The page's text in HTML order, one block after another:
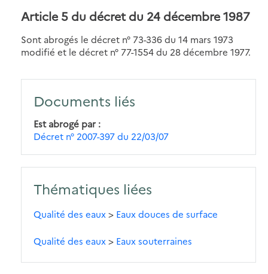
Article 5 du décret du 24 décembre 1987
Sont abrogés le décret n° 73-336 du 14 mars 1973
modifié et le décret n° 77-1554 du 28 décembre 1977.
Documents liés
Est abrogé par
Décret n° 2007-397 du 22/03/07
Thématiques liées
Qualité des eaux> Eaux douces de surface
Qualité des eaux> Eaux souterraines